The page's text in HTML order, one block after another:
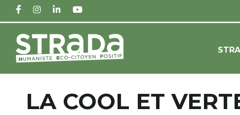
FACEBOOKINSTAGRAM
LINKEDINYOUTUBE
LA COOL ET